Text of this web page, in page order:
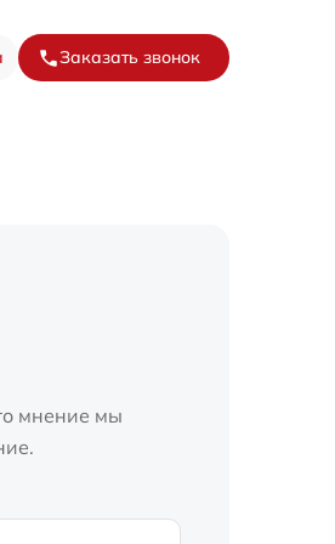
Заказать звонок
мнение мы